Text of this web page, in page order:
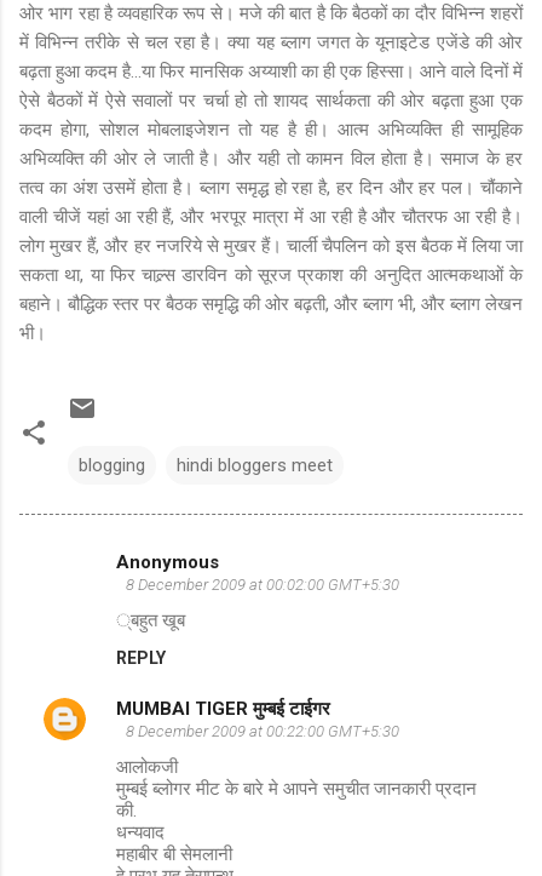
ओर भाग रहा है व्यवहारिक रूप से। मजे की बात है कि बैठकों का दौर विभिन्न शहरों
में विभिन्न तरीके से चल रहा है। क्या यह ब्लाग जगत के यूनाइटेड एजेंडे की ओर
बढ़ता हुआ कदम है...या फिर मानसिक अय्याशी का ही एक हिस्सा। आने वाले दिनों में
ऐसे बैठकों में ऐसे सवालों पर चर्चा हो तो शायद सार्थकता की ओर बढ़ता हुआ एक
कदम होगा, सोशल मोबलाइजेशन तो यह है ही। आत्म अभिव्यक्ति ही सामूहिक
अभिव्यक्ति की ओर ले जाती है। और यही तो कामन विल होता है। समाज के हर
तत्व का अंश उसमें होता है। ब्लाग समृद्ध हो रहा है, हर दिन और हर पल। चौंकाने
वाली चीजें यहां आ रही हैं, और भरपूर मात्रा में आ रही है और चौतरफ आ रही है।
लोग मुखर हैं, और हर नजरिये से मुखर हैं। चार्ली चैपलिन को इस बैठक में लिया जा
सकता था, या फिर चाल्र्स डारविन को सूरज प्रकाश की अनुदित आत्मकथाओं के
बहाने। बौद्धिक स्तर पर बैठक समृद्धि की ओर बढ़ती, और ब्लाग भी, और ब्लाग लेखन
भी।
blogging hindi bloggers meet
e
n
Anonymous
8 December 2009 at 00:02:00 GMT+5:30
्बहुत खूब
REPLY
MUMBAI TIGER मुम्बई टाईगर
8 December 2009 at 00:22:00 GMT+5:30
आलोकजी
मुम्बई ब्लोगर मीट के बारे मे आपने समुचीत जानकारी प्रदान
की.
धन्यवाद
महाबीर बी सेमलानी